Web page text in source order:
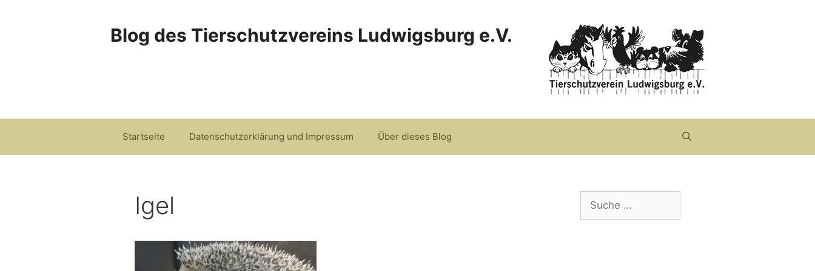
Blog des Tierschutzvereins Ludwigsburg e.V.
Startseite Datenschutzerklärung und Impressum Über dieses Blog
Igel
Suche
nach: